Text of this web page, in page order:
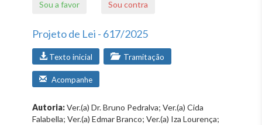
Sou a favor Sou contra
Projeto de Lei - 617/2025
Texto inicial Tramitação
Acompanhe
Autoria:Ver.(a) Dr. Bruno Pedralva; Ver.(a) Cida
Falabella; Ver.(a) Edmar Branco; Ver.(a) Iza Lourença;